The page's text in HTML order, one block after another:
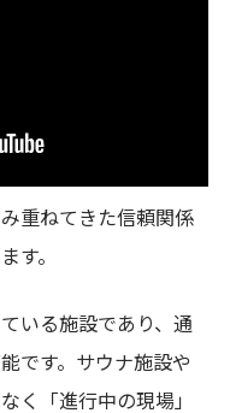
重ねてきた信頼関係
す。
いる施設であり、通
です。サウナ施設や
く「進行中の現場」